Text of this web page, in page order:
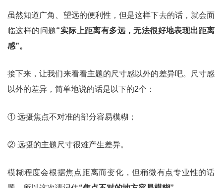
虽然知道广角、望远的便利性，但是这样下去的话，就会面
临这样的问题“实际上距离有多远，无法很好地表现出距离
感”。
接下来，让我们来看看主题的尺寸感以外的差异吧。尺寸感
以外的差异，简单地说的话是以下的2个：
① 远摄焦点不对准的部分容易模糊；
② 远摄的主题尺寸很难产生差异。
模糊程度会根据焦点距离而变化，但稍微有点专业性的话